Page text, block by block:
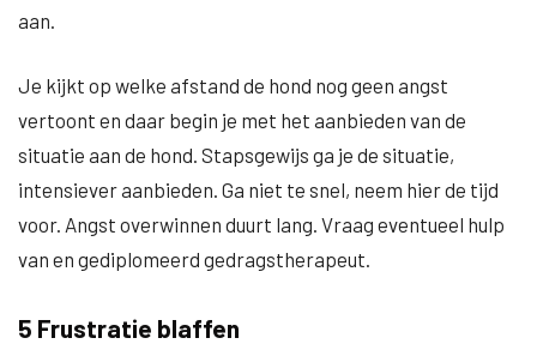
aan.
Je kijkt op welke afstand de hond nog geen angst
vertoont en daar begin je met het aanbieden van de
situatie aan de hond. Stapsgewijs ga je de situatie,
intensiever aanbieden. Ga niet te snel, neem hier de tijd
voor. Angst overwinnen duurt lang. Vraag eventueel hulp
van en gediplomeerd gedragstherapeut.
5 Frustratie blaffen